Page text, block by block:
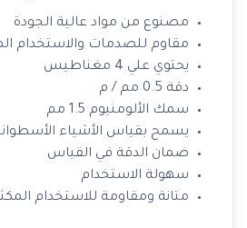
مصنوع من مواد عالية الجودة
مقاوم للصدمات والاستخدام
يحتوي علي 4 مغناطيس
دقة 0.5 مم / م
سمك الألومنيوم 1.5 مم
يسمح بقياس الأشياء
ضمان الدقة في القياس
سهولة الاستخدام
متانة ومقاومة للاستخدام